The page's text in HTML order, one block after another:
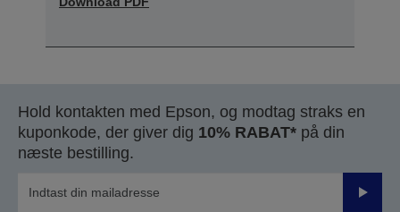
Hold kontakten med Epson, og modtag straks en
kuponkode, der giver dig 10% RABAT* på din
næste bestilling.
Send